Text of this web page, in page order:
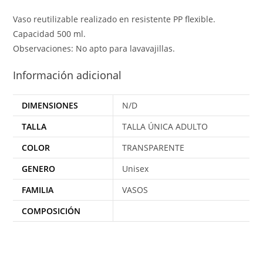
Vaso reutilizable realizado en resistente PP flexible.
Capacidad 500 ml.
Observaciones: No apto para lavavajillas.
Información adicional
DIMENSIONES
N/D
TALLA
TALLA ÚNICA ADULTO
COLOR
TRANSPARENTE
GENERO
Unisex
FAMILIA
VASOS
COMPOSICIÓN